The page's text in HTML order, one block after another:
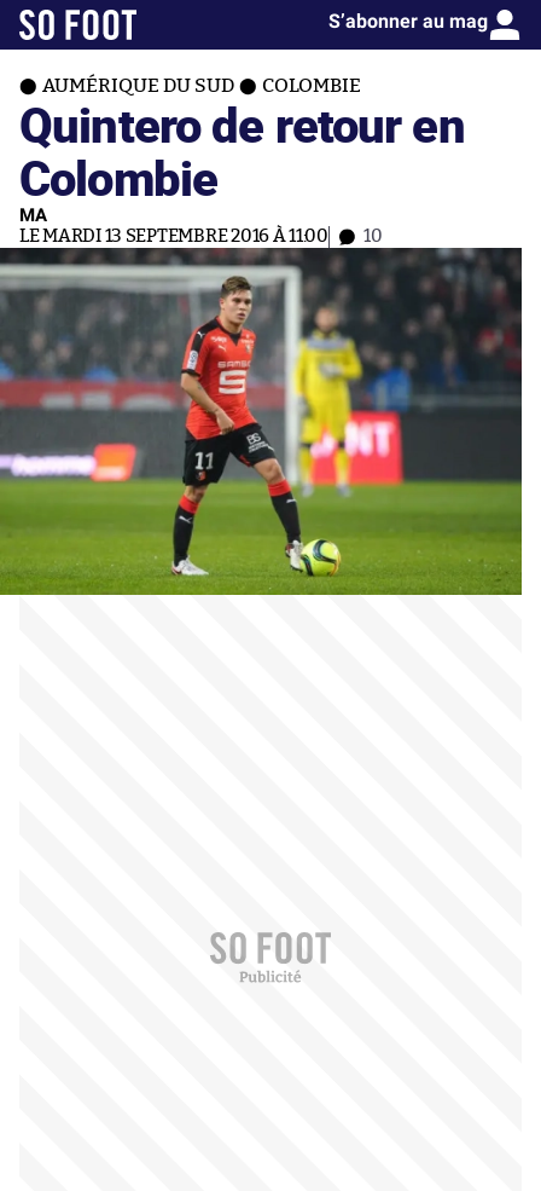
S’abonner au mag
AUMÉRIQUE DU SUD COLOMBIE
Quintero de retour en
Colombie
MA
LE MARDI 13 SEPTEMBRE 2016 À 11:00 10